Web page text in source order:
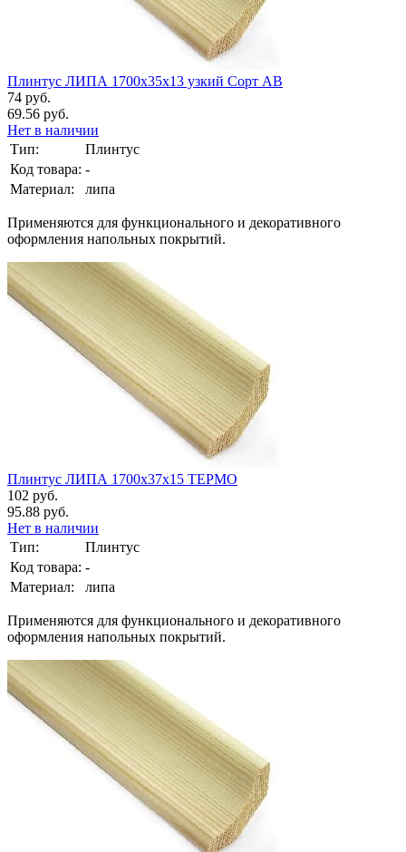
Плинтус ЛИПА 1700х35х13 узкий Сорт АВ
74 руб.
69.56 руб.
Нет в наличии
Тип:
Плинтус
Код товара: -
Материал:
липа
Применяются для функционального и декоративного
оформления напольных покрытий.
Плинтус ЛИПА 1700х37х15 ТЕРМО
102 руб.
95.88 руб.
Нет в наличии
Тип:
Плинтус
Код товара: -
Материал:
липа
Применяются для функционального и декоративного
оформления напольных покрытий.